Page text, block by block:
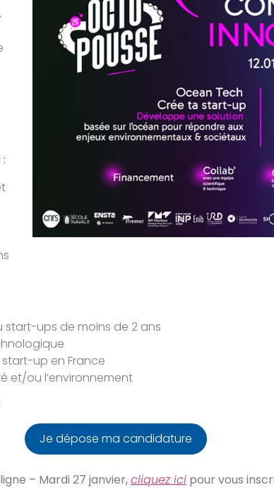
ups de moins de 2 ans
up en France
et/ou l’environnement
Je dépose ma candidature
– Mardi 27 janvier,cliquez ici pour vous